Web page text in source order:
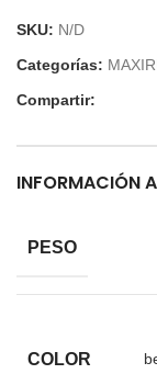
SKU: N/D
Categorías:
Compartir:
INFORMACIÓN
PESO
COLOR